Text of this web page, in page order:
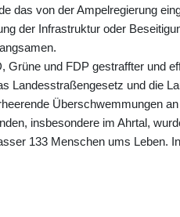
das von der Ampelregierung
der Infrastruktur oder
und FDP gestraffter und
Landesstraßengesetz und die
Überschwemmungen
insbesondere im Ahrtal,
133 Menschen ums Leben.